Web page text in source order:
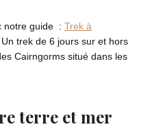
notre guide : Trek à
Un trek de 6 jours sur et hors
Cairngorms situé dans les
terre et mer